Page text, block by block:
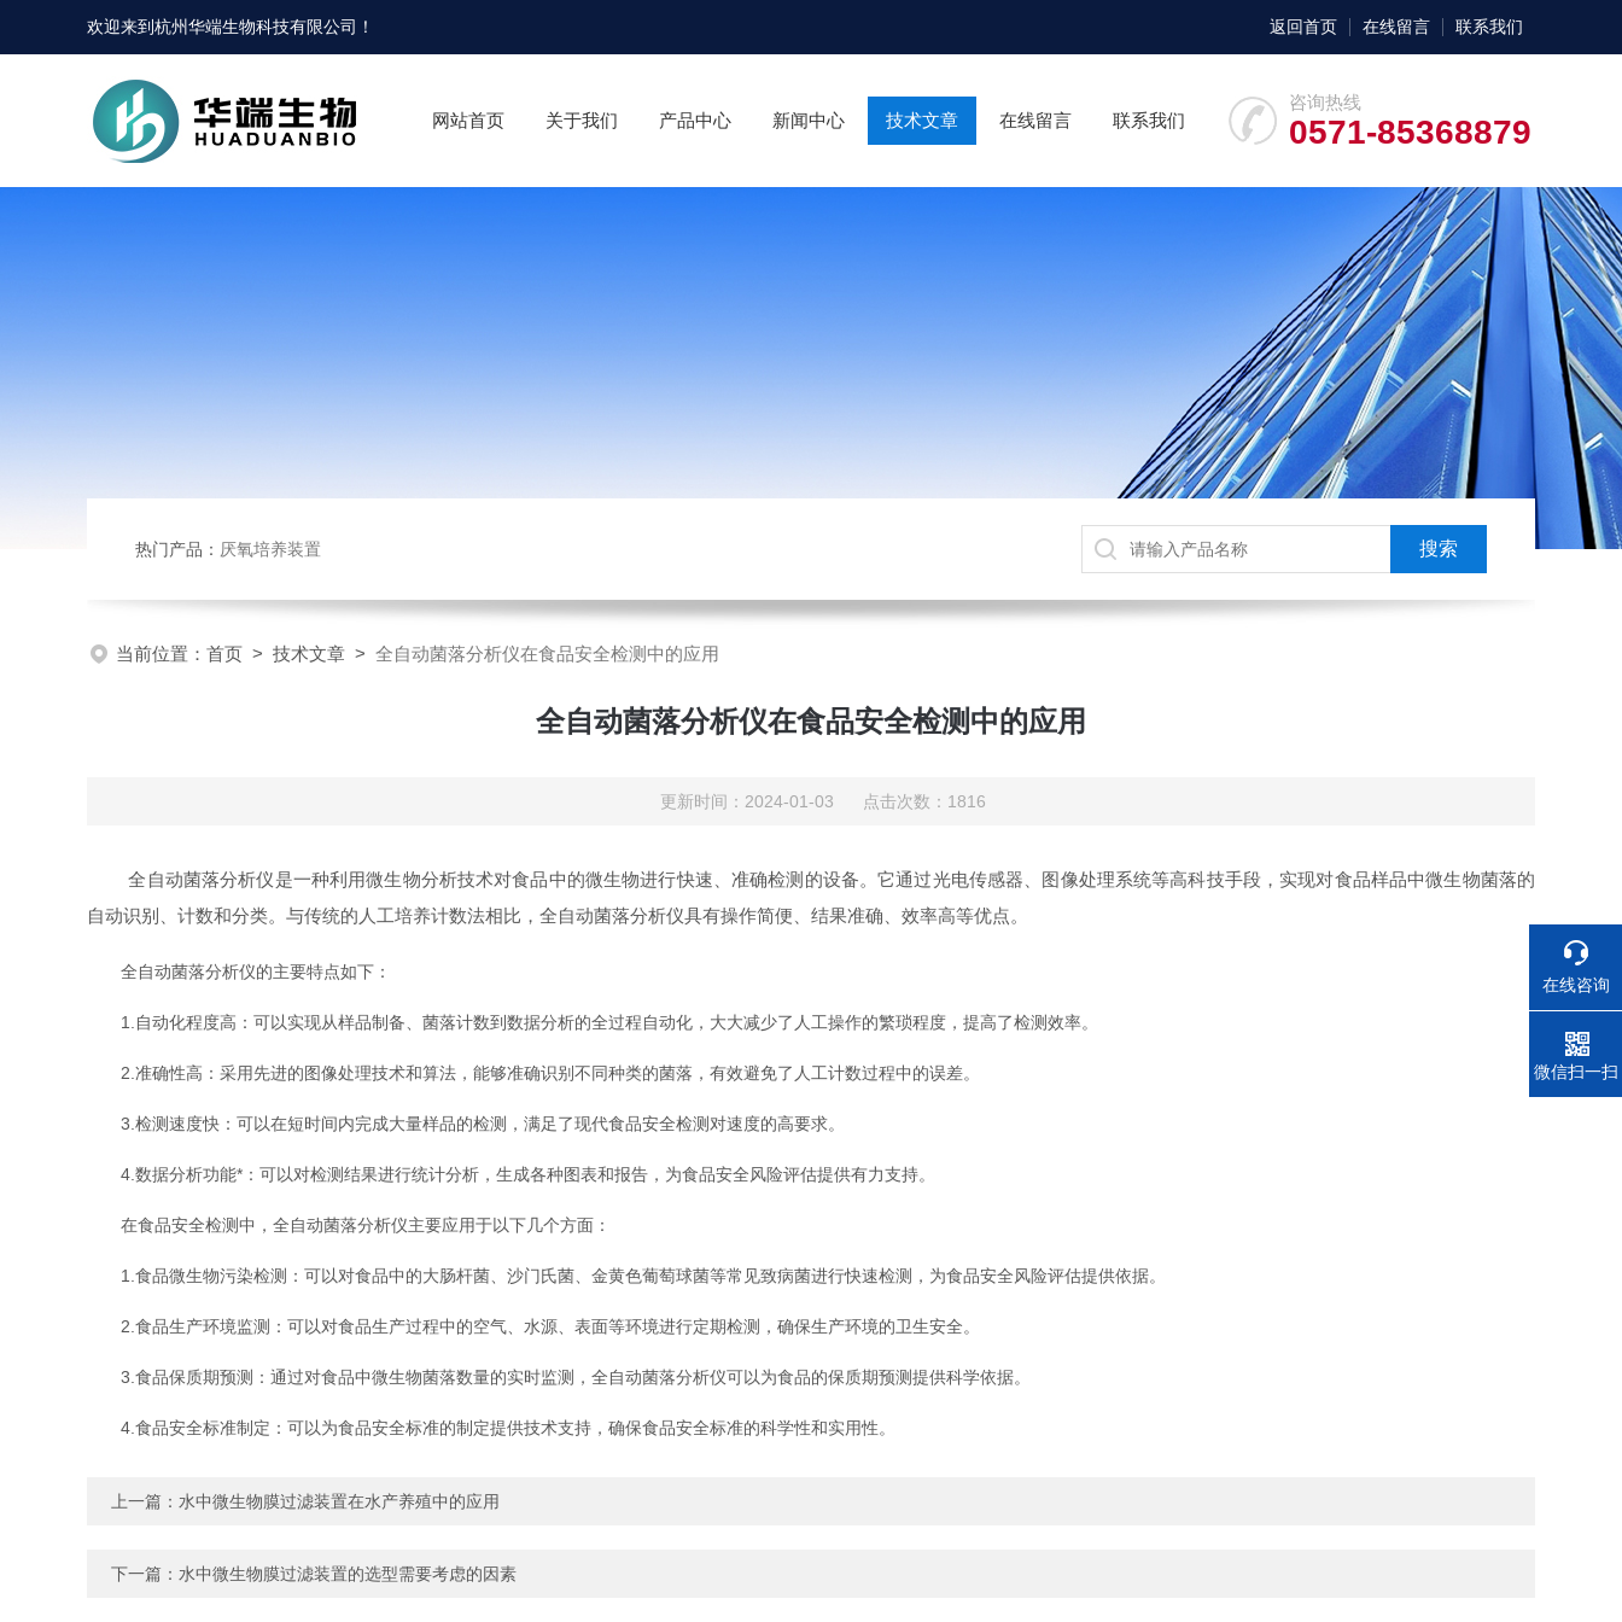
欢迎来到杭州华端生物科技有限公司 ！ 返回首页 在线留言 联系我们
咨询热线
0571-85368879
网站首页 关于我们 产品中心 新闻中心 技术文章 在线留言 联系我们
热门产品： 厌氧培养装置
当前位置： 首页 > 技术文章 > 全自动菌落分析仪在食品安全检测中的应用
全自动菌落分析仪在食品安全检测中的应用
更新时间：2024-01-03 点击次数：1816
全自动菌落分析仪是一种利用微生物分析技术对食品中的微生物进行快速、准确检测的设备。它通过光电传感器、图像处理系统等高科技手段，实现对食品样品中微生物菌落的
自动识别、计数和分类。与传统的人工培养计数法相比，全自动菌落分析仪具有操作简便、结果准确、效率高等优点。
全自动菌落分析仪的主要特点如下：
1.自动化程度高：可以实现从样品制备、菌落计数到数据分析的全过程自动化，大大减少了人工操作的繁琐程度，提高了检测效率。
2.准确性高：采用先进的图像处理技术和算法，能够准确识别不同种类的菌落，有效避免了人工计数过程中的误差。
3.检测速度快：可以在短时间内完成大量样品的检测，满足了现代食品安全检测对速度的高要求。
4.数据分析功能*：可以对检测结果进行统计分析，生成各种图表和报告，为食品安全风险评估提供有力支持。
在食品安全检测中，全自动菌落分析仪主要应用于以下几个方面：
1.食品微生物污染检测：可以对食品中的大肠杆菌、沙门氏菌、金黄色葡萄球菌等常见致病菌进行快速检测，为食品安全风险评估提供依据。
2.食品生产环境监测：可以对食品生产过程中的空气、水源、表面等环境进行定期检测，确保生产环境的卫生安全。
3.食品保质期预测：通过对食品中微生物菌落数量的实时监测，全自动菌落分析仪可以为食品的保质期预测提供科学依据。
4.食品安全标准制定：可以为食品安全标准的制定提供技术支持，确保食品安全标准的科学性和实用性。
上一篇： 水中微生物膜过滤装置在水产养殖中的应用
下一篇： 水中微生物膜过滤装置的选型需要考虑的因素
在线咨询
电话
微信扫一扫